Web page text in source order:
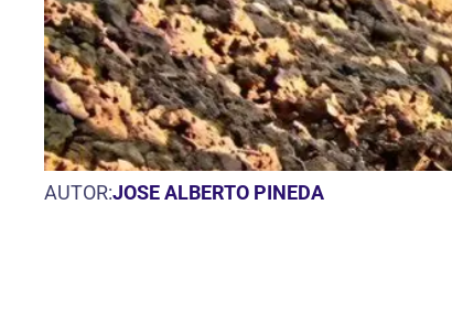
AUTOR:JOSE ALBERTO PINEDA